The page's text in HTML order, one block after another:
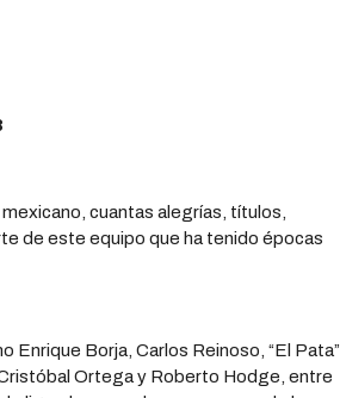
cuantas alegrías, títulos,
de este equipo que ha tenido épocas
Enrique Borja, Carlos Reinoso, “El Pata”
Ortega y Roberto Hodge, entre